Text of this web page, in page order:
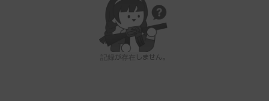
記録が存在しません。